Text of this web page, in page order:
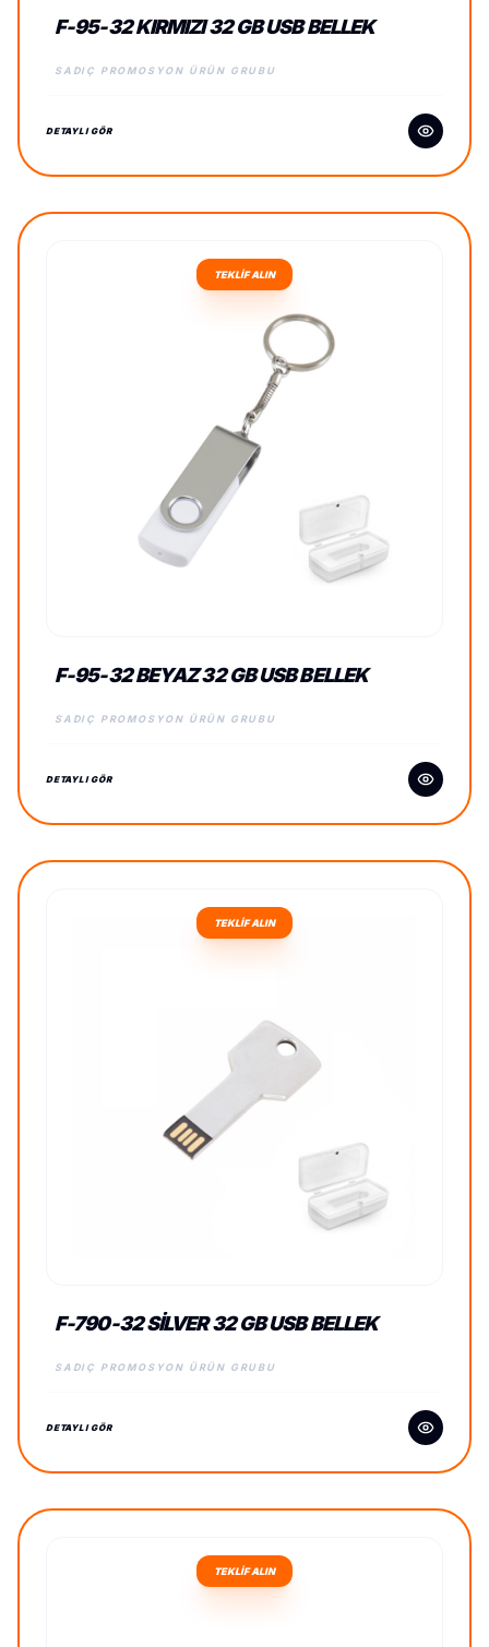
F-95-32 KIRMIZI 32 GB USB BELLEK
SADIÇ PROMOSYON ÜRÜN GRUBU
DETAYLI GÖR
TEKLİF ALIN
F-95-32 BEYAZ 32 GB USB BELLEK
SADIÇ PROMOSYON ÜRÜN GRUBU
DETAYLI GÖR
TEKLİF ALIN
F-790-32 SILVER 32 GB USB BELLEK
SADIÇ PROMOSYON ÜRÜN GRUBU
DETAYLI GÖR
TEKLİF ALIN